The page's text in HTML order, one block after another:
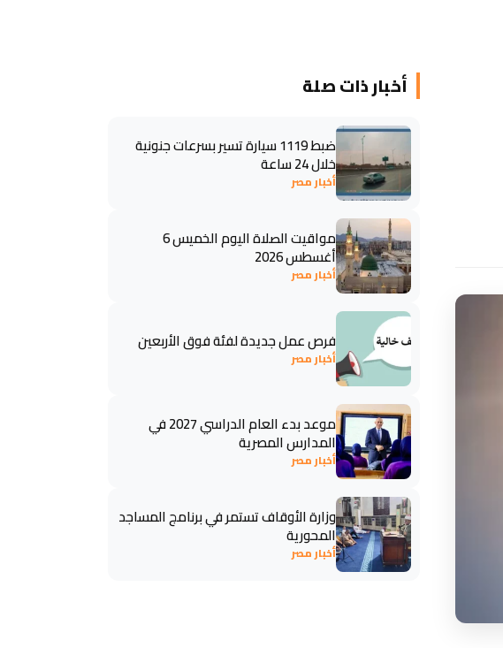
أخبار ذات صلة
ضبط 1119 سيارة تسير بسرعات جنونية
خلال 24 ساعة
أخبار مصر
مواقيت الصلاة اليوم الخميس 6
أغسطس 2026
أخبار مصر
فرص عمل جديدة لفئة فوق الأربعين
أخبار مصر
موعد بدء العام الدراسي 2027 في
المدارس المصرية
أخبار مصر
وزارة الأوقاف تستمر في برنامج المساجد
المحورية
أخبار مصر